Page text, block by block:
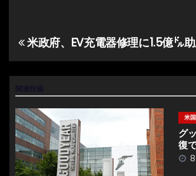
投
稿
ナ
ビ
ゲ
ー
米政府、EV充電器修理に1.5億㌦
米国
グ
復